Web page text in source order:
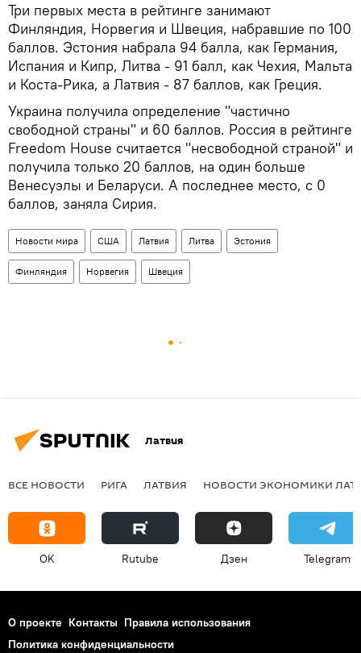
Три первых места в рейтинге занимают
Финляндия, Норвегия и Швеция, набравшие по 100
баллов. Эстония набрала 94 балла, как Германия,
Испания и Кипр, Литва - 91 балл, как Чехия, Мальта
и Коста-Рика, а Латвия - 87 баллов, как Греция.
Украина получила определение "частично
свободной страны" и 60 баллов. Россия в рейтинге
Freedom House считается "несвободной страной" и
получила только 20 баллов, на один больше
Венесуэлы и Беларуси. А последнее место, с 0
баллов, заняла Сирия.
Новости мира США Латвия Литва Эстония
Финляндия Норвегия Швеция
Латвия
ВСЕ НОВОСТИ РИГА ЛАТВИЯ НОВОСТИ ЭКОНОМИКИ
OK Rutube Дзен Telegram
О проекте Контакты Правила использования
Политика конфиденциальности